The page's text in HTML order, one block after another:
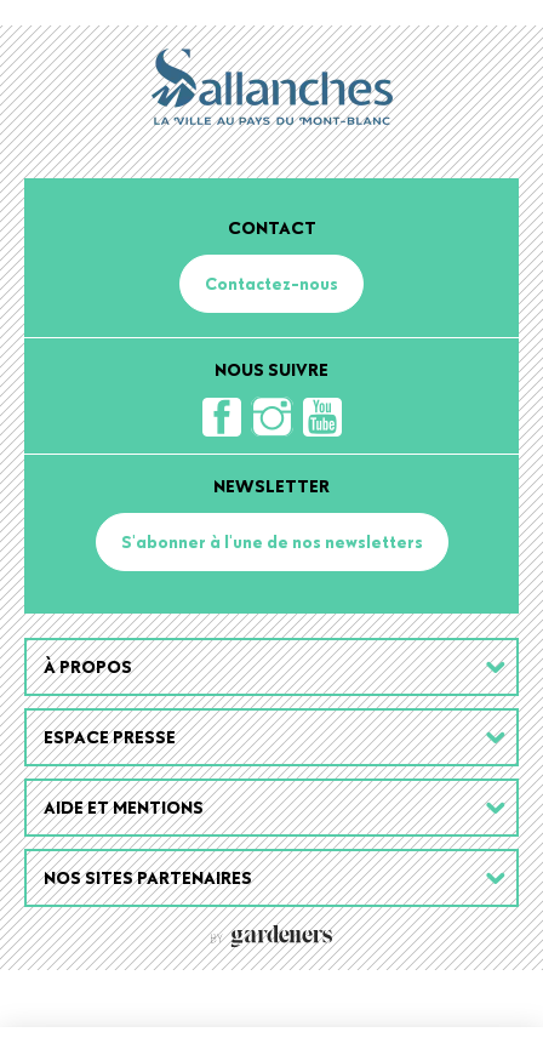
CONTACT
Contactez-nous
NOUS SUIVRE
NEWSLETTER
S'abonner à l'une de nos newsletters
Footer
menu
À PROPOS
ESPACE PRESSE
AIDE ET MENTIONS
NOS SITES PARTENAIRES